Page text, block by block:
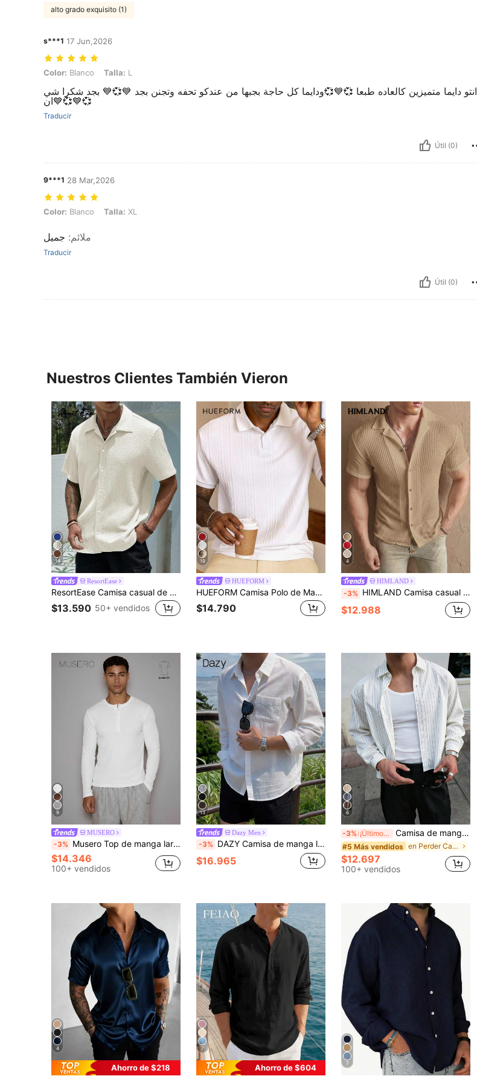
alto grado exquisito (1)
s***1 17 Jun,2026
Color: Blanco, Talla: L
Color: Blanco Talla: L
انتو دايما متميزين كالعاده طبعا 💞💙💞ودايما كل حاجة بجبها من عندكو تحفه وتجنن بجد 💙💞💙 بجد شكرا شي
ان💙💞💙💞
Traducir
Útil (0)
9***1 28 Mar,2026
Color: Blanco, Talla: XL
Color: Blanco Talla: XL
ملائم: جميل
Traducir
Útil (0)
Nuestros Clientes También Vieron
14
ResortEase
ResortEase Camisa casual de manga corta con botones de unicolor y ajuste holgado para hombre, ideal para vacaciones
$13.590 50+ vendidos
19
HUEFORM
HUEFORM Camisa Polo de Manga Corta con Diseño Texturizado de unicolor para Hombre, Para Esposo, Para Salir, Estilo Old Money, Formal
$14.790
4
HIMLAND
-3% HIMLAND Camisa casual de manga corta de unicolor para hombre, verano, camisa de playa con botones y textura blanca para hombre, top de aspecto de lino transpirable para verano, blusa de cuello campamento de ajuste relajado para vacaciones, camiseta casual de unicolor con tela arrugada, ropa de hombre estilo bohemio para bodas, camisa de viaje ligera sin planchado, camisa de manga corta con pliegues verticales, camisa de manga corta con textura para hombre, top con botones y cuello campamento arrugado, blusa casual de playa y resort de verano, camisa de cuello campamento con textura blanca para hombre - El accesorio esencial para vacaciones, camisas blancas para hombre, regalos para el Día del Padre
$12.988
9
MUSERO
-3% Musero Top de manga larga con botones a presión y tejido de waffle para capas, primavera y verano
$14.346
100+ vendidos
13
Dazy Men
-3% DAZY Camisa de manga larga de corte holgado y unicolor para hombre
$16.965
6
-3% ¡Últimos 3 días Camisa de manga corta a rayas de un solo pecho para hombre, casual/de oficina, estilo casual elegante
#5 Más vendidos en Perder Camisas de hombre
$12.697
100+ vendidos
4
Ahorro de $218
7
Ahorro de $604 7